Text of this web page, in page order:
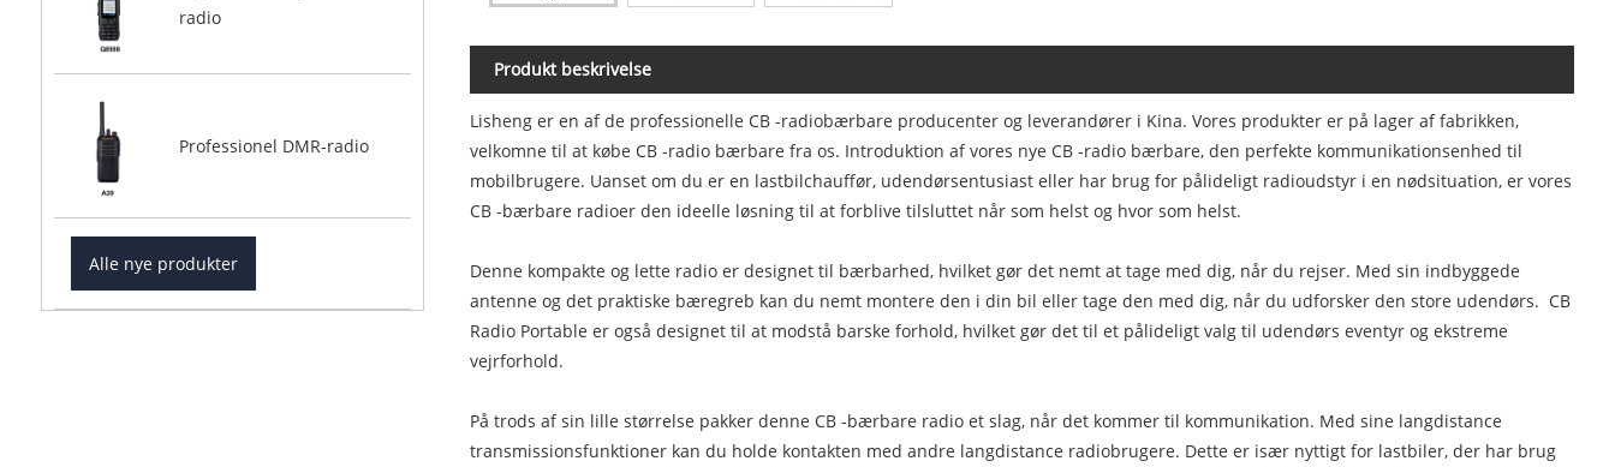
radio
Professionel DMR-radio
Alle nye produkter
Produkt beskrivelse
Lisheng er en af ​​de professionelle CB -radiobærbare producenter og leverandører i Kina. Vores produkter er på lager af fabrikken,
velkomne til at købe CB -radio bærbare fra os. Introduktion af vores nye CB -radio bærbare, den perfekte kommunikationsenhed til
mobilbrugere. Uanset om du er en lastbilchauffør, udendørsentusiast eller har brug for pålideligt radioudstyr i en nødsituation, er vores
CB -bærbare radioer den ideelle løsning til at forblive tilsluttet når som helst og hvor som helst.
Denne kompakte og lette radio er designet til bærbarhed, hvilket gør det nemt at tage med dig, når du rejser. Med sin indbyggede
antenne og det praktiske bæregreb kan du nemt montere den i din bil eller tage den med dig, når du udforsker den store udendørs. CB
Radio Portable er også designet til at modstå barske forhold, hvilket gør det til et pålideligt valg til udendørs eventyr og ekstreme
vejrforhold.
På trods af sin lille størrelse pakker denne CB -bærbare radio et slag, når det kommer til kommunikation. Med sine langdistance
transmissionsfunktioner kan du holde kontakten med andre langdistance radiobrugere. Dette er især nyttigt for lastbiler, der har brug